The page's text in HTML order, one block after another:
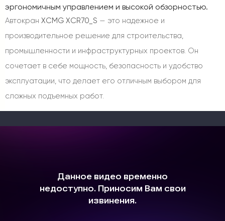
эргономичным управлением и высокой обзорностью.
Автокран XCMG XCR70_S — это надежное и
производительное решение для строительства,
промышленности и инфраструктурных проектов. Он
сочетает в себе мощность, безопасность и удобство
эксплуатации, что делает его отличным выбором для
сложных подъемных работ.